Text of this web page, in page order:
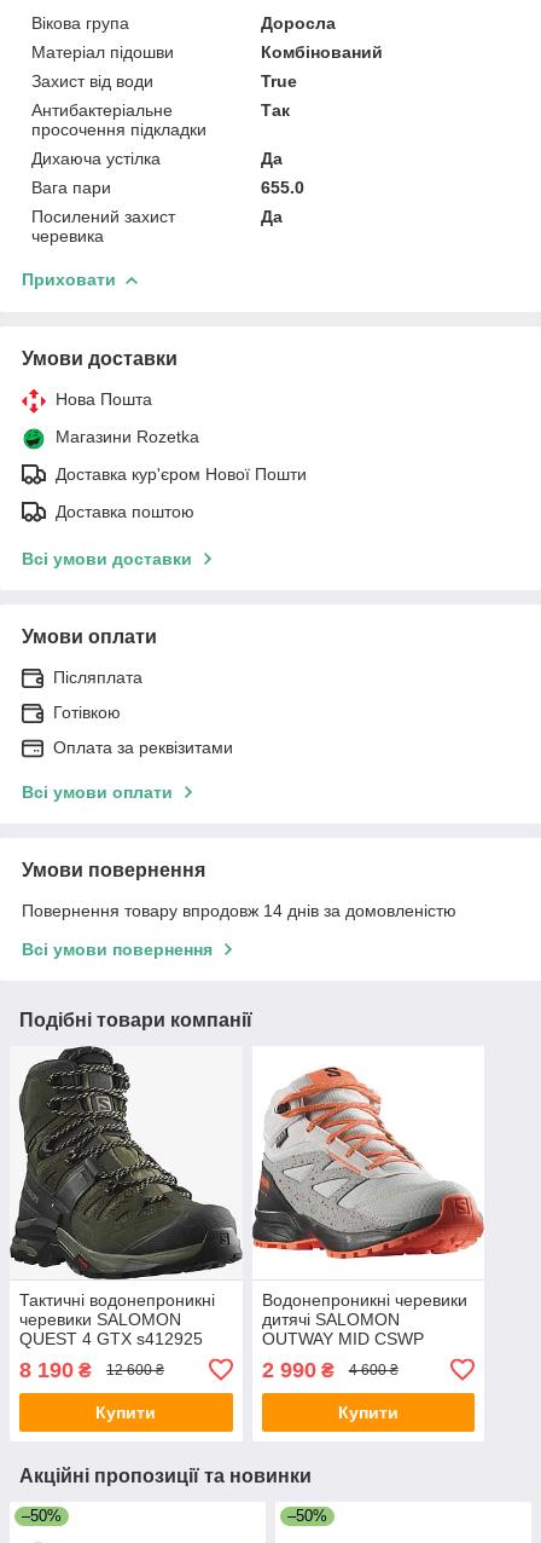
Вікова група
Доросла
Матеріал підошви
Комбінований
Захист від води
True
Антибактеріальне
просочення підкладки
Так
Дихаюча устілка
Да
Вага пари
655.0
Посилений захист
черевика
Да
Приховати
Умови доставки
Нова Пошта
Магазини Rozetka
Доставка кур'єром Нової Пошти
Доставка поштою
Всі умови доставки
Умови оплати
Післяплата
Готівкою
Оплата за реквізитами
Всі умови оплати
Умови повернення
Повернення товару впродовж 14 днів за домовленістю
Всі умови повернення
Подібні товари компанії
Тактичні водонепроникні
черевики SALOMON
QUEST 4 GTX s412925
8 190 ₴ 12 600 ₴
Купити
Водонепроникні черевики
дитячі SALOMON
OUTWAY MID CSWP
JUNIOR s471874 (розмір
36)
2 990₴ 4 600 ₴
Купити
Акційні пропозиції та новинки
–50% –50%